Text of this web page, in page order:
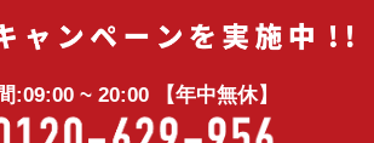
:09:00 ~ 20:00 【年中無休】